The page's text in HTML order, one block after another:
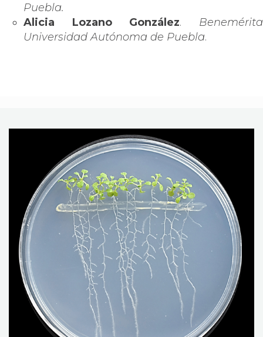
Puebla.
Alicia Lozano González. Benemérita
Universidad Autónoma de Puebla.